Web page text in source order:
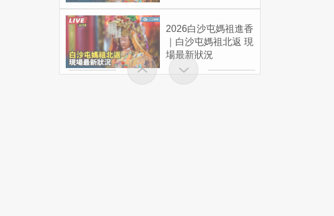
2026白沙屯媽祖進香
｜白沙屯媽祖北返 現
場最新狀況